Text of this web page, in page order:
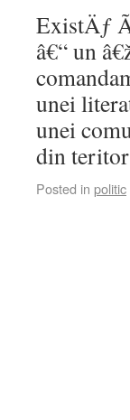
ExistÄƒ
â€“ un
unei
unei
din
Posted in politic